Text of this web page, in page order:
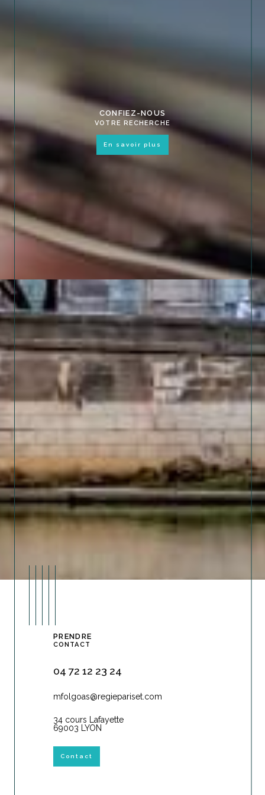
CONFIEZ-NOUS
VOTRE RECHERCHE
en savoir plus
PRENDRE
CONTACT
04 72 12 23 24
mfolgoas@regiepariset.com
34 cours Lafayette
69003 LYON
Contact